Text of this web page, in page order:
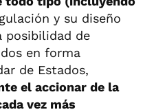
y su diseño
posibilidad de
en forma
de Estados,
el accionar de la
vez más